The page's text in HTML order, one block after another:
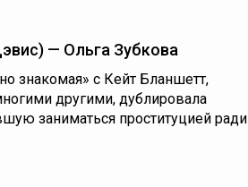
— Ольга Зубкова
знакомая» с Кейт Бланшетт,
другими, дублировала
заниматься проституцией ради